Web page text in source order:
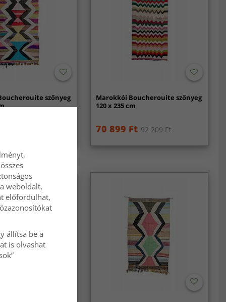
szőnyeg
Marokkói Boucherouite szőnyeg
120 x 235 cm
70 899 Ft 92 209 Ft
weboldalt,
előfordulhat,
állítsa be a
is olvashat